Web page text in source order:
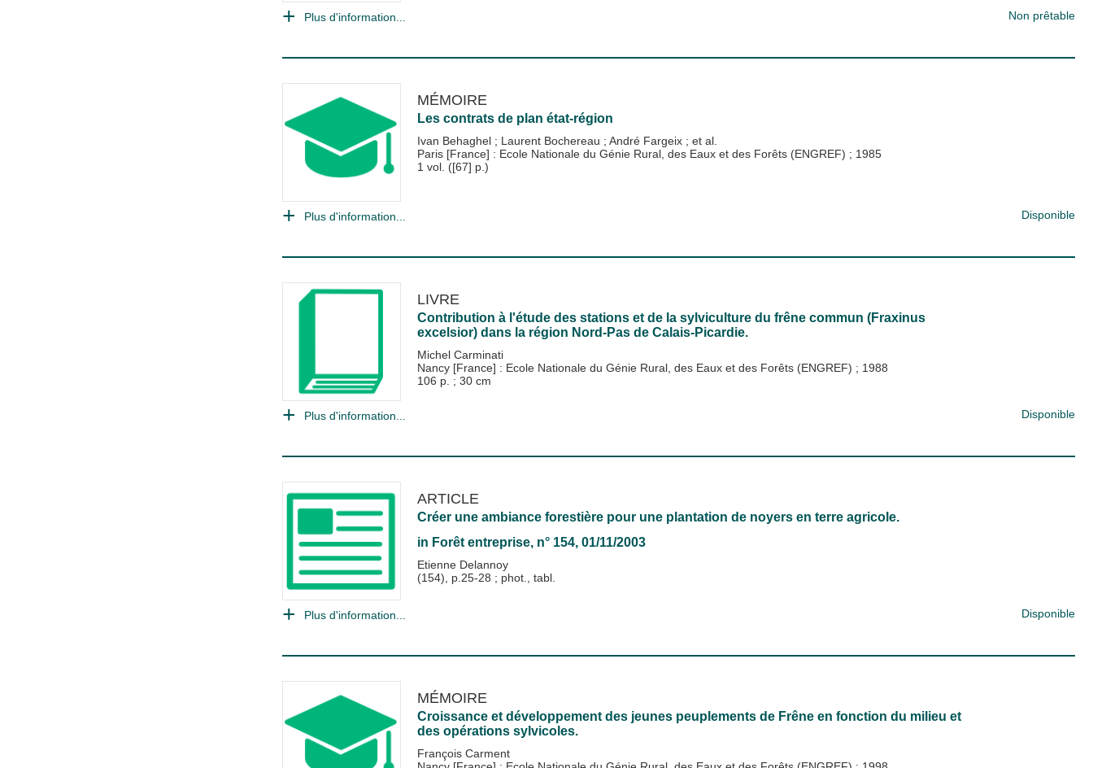
Plus d'information... Non prêtable
MÉMOIRE
Les contrats de plan état-région
Ivan Behaghel ; Laurent Bochereau ; André Fargeix ; et al.
Paris [France] : Ecole Nationale du Génie Rural, des Eaux et des Forêts (ENGREF) ; 1985
1 vol. ([67] p.)
Plus d'information... Disponible
LIVRE
Contribution à l'étude des stations et de la sylviculture du frêne commun (Fraxinus
excelsior) dans la région Nord-Pas de Calais-Picardie.
Michel Carminati
Nancy [France] : Ecole Nationale du Génie Rural, des Eaux et des Forêts (ENGREF) ; 1988
106 p. ; 30 cm
Plus d'information... Disponible
ARTICLE
Créer une ambiance forestière pour une plantation de noyers en terre agricole.
in Forêt entreprise, n° 154, 01/11/2003
Etienne Delannoy
(154), p.25-28 ; phot., tabl.
Plus d'information... Disponible
MÉMOIRE
Croissance et développement des jeunes peuplements de Frêne en fonction du milieu et
des opérations sylvicoles.
François Carment